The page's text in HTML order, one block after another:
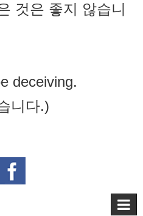
것은 좋지 않습니
deceiving.
니다.)